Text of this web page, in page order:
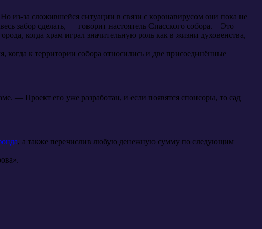
за сложившейся ситуации в связи с коронавирусом они пока не
забор сделать, — говорит настоятель Спасского собора. – Это
когда храм играл значительную роль как в жизни духовенства,
когда к территории собора относились и две присоединённые
— Проект его уже разработан, и если появятся спонсоры, то сад
, а также перечислив любую денежную сумму по следующим